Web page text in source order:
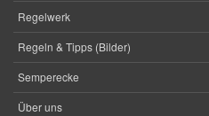
Regelwerk
Regeln & Tipps (Bilder)
Semperecke
Über uns